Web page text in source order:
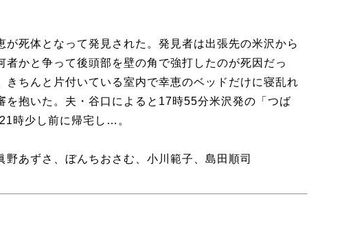
が死体となって発見された。発見者は出張先の米沢から
者かと争って後頭部を壁の角で強打したのが死因だっ
きちんと片付いている室内で幸恵のベッドだけに寝乱れ
を抱いた。夫・谷口によると17時55分米沢発の「つば
時少し前に帰宅し…。
野あずさ、ぼんちおさむ、小川範子、島田順司